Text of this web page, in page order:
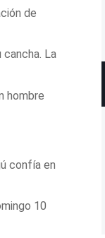
de
La
hombre
confía en
10